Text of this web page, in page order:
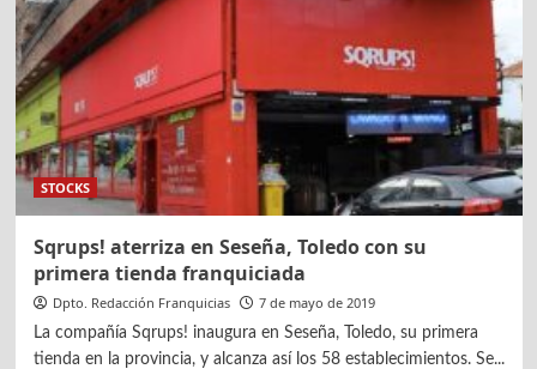
STOCKS
Sqrups! aterriza en Seseña, Toledo con su
primera tienda franquiciada
Dpto. Redacción Franquicias 7 de mayo de 2019
La compañía Sqrups! inaugura en Seseña, Toledo, su primera
tienda en la provincia, y alcanza así los 58 establecimientos. Se...